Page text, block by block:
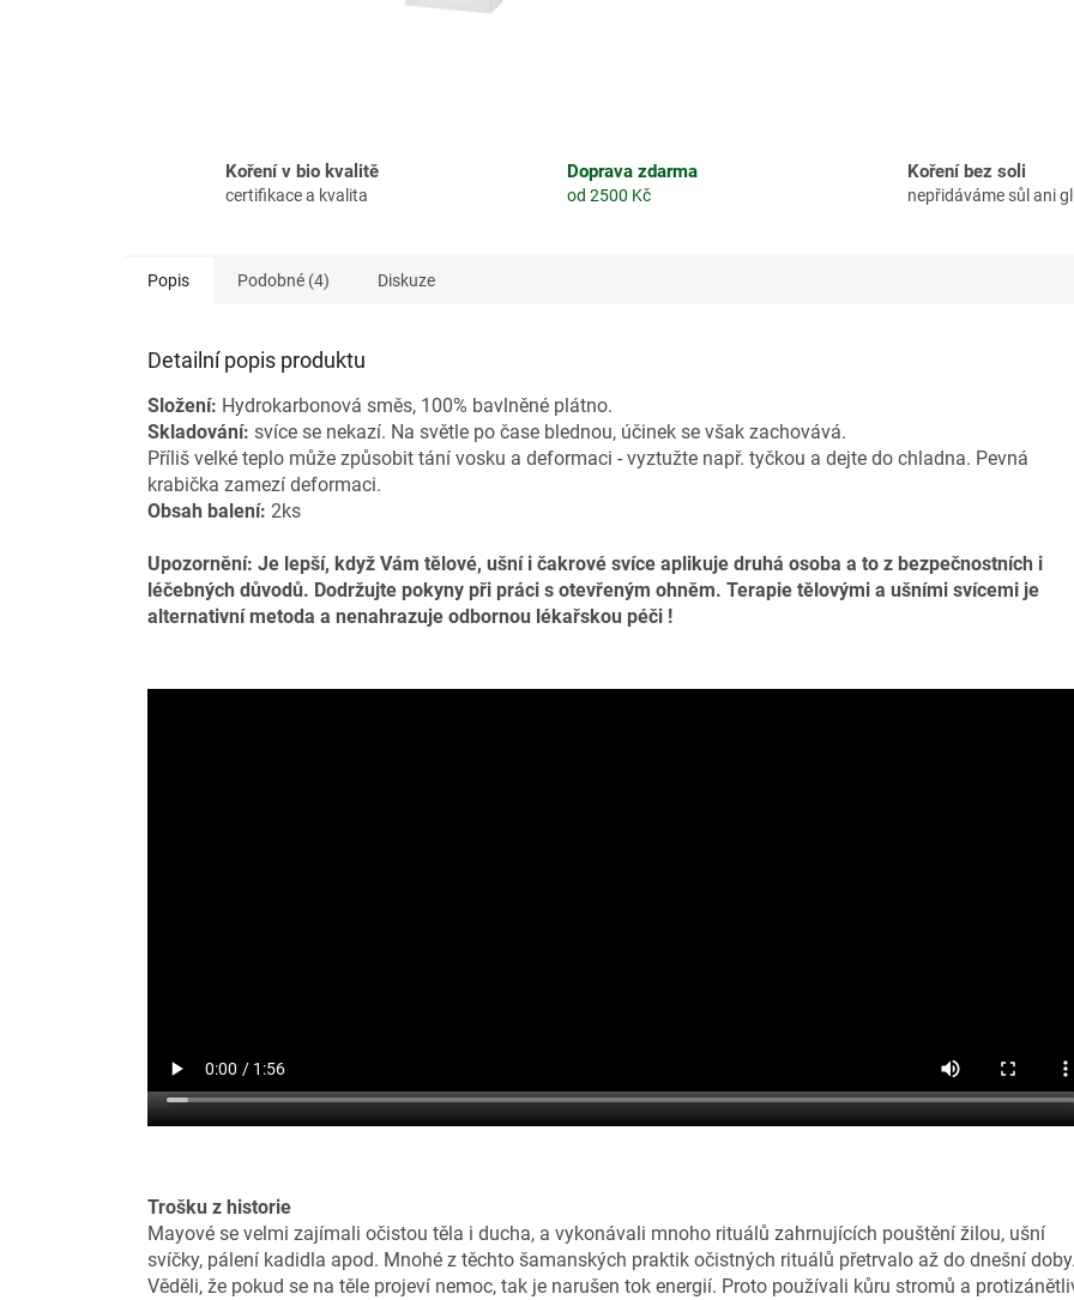
Koření v bio kvalitě
certifikace a kvalita
Doprava zdarma
od 2500 Kč
Koření bez soli
nepřidáváme sůl ani
Popis Podobné (4) Diskuze
Detailní popis produktu
Složení: Hydrokarbonová směs, 100% bavlněné plátno.
Skladování: svíce se nekazí. Na světle po čase blednou, účinek se však zachovává.
Příliš velké teplo může způsobit tání vosku a deformaci - vyztužte např. tyčkou a dejte do chladna. Pevná
krabička zamezí deformaci.
Obsah balení: 2ks
Upozornění: Je lepší, když Vám tělové, ušní i čakrové svíce aplikuje druhá osoba a to z bezpečnostních i
léčebných důvodů. Dodržujte pokyny při práci s otevřeným ohněm. Terapie tělovými a ušními svícemi je
alternativní metoda a nenahrazuje odbornou lékařskou péči !
Trošku z historie
Mayové se velmi zajímali očistou těla i ducha, a vykonávali mnoho rituálů zahrnujících pouštění žilou, ušní
svíčky, pálení kadidla apod. Mnohé z těchto šamanských praktik očistných rituálů přetrvalo až do dnešní
Věděli, že pokud se na těle projeví nemoc, tak je narušen tok energií. Proto používali kůru stromů a